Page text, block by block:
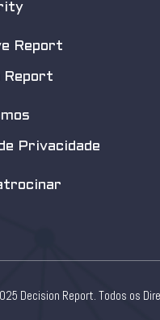
Report
Report
Privacidade
Decision Report. Todos os